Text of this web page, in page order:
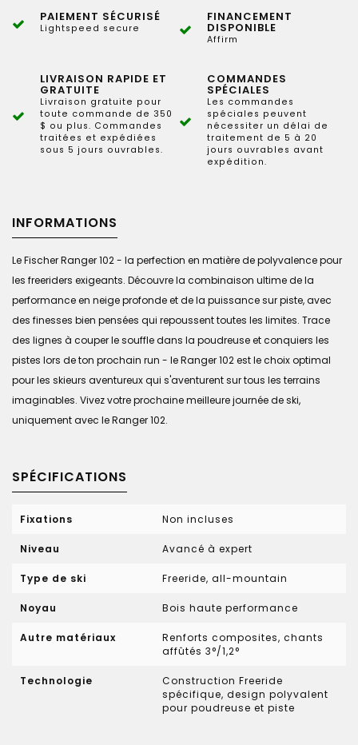
PAIEMENT SÉCURISÉ
Lightspeed secure
FINANCEMENT
DISPONIBLE
Affirm
LIVRAISON RAPIDE ET
GRATUITE
Livraison gratuite pour
toute commande de 350
$ ou plus. Commandes
traitées et expédiées
sous 5 jours ouvrables.
COMMANDES
SPÉCIALES
Les commandes
spéciales peuvent
nécessiter un délai de
traitement de 5 à 20
jours ouvrables avant
expédition.
INFORMATIONS
Le Fischer Ranger 102 - la perfection en matière de polyvalence pour
les freeriders exigeants. Découvre la combinaison ultime de la
performance en neige profonde et de la puissance sur piste, avec
des finesses bien pensées qui repoussent toutes les limites. Trace
des lignes à couper le souffle dans la poudreuse et conquiers les
pistes lors de ton prochain run - le Ranger 102 est le choix optimal
pour les skieurs aventureux qui s'aventurent sur tous les terrains
imaginables. Vivez votre prochaine meilleure journée de ski,
uniquement avec le Ranger 102.
SPÉCIFICATIONS
Fixations Non incluses
Niveau Avancé à expert
Type de ski Freeride, all-mountain
Noyau Bois haute performance
Autre matériaux
Renforts composites, chants
affûtés 3°/1,2°
Technologie
Construction Freeride
spécifique, design polyvalent
pour poudreuse et piste